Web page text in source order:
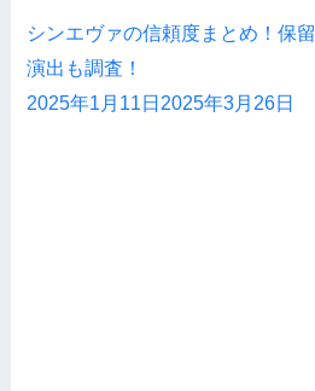
シンエヴァの信頼度まとめ！保
演出も調査！
2025年1月11日 2025年3月26日